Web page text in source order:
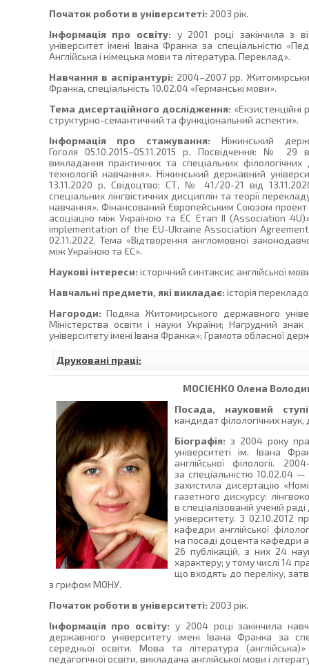
Початок роботи в університеті: 2003 рік.
Інформація про освіту: у 2001 році закінчила з
університет імені Івана Франка за спеціальністю
Англійська і німецька мови та література. Переклад».
Навчання в аспірантурі: 2004–2007 рр.
Франка, спеціальність 10.02.04 «Германські мови».
Тема дисертаційного дослідження: «Екзистенційні
структурно-семантичний та функціональний аспекти».
Інформація про стажування: Ніжинський
Гоголя 05.10.2015–05.11.2015 р. Посвідчення: № 29
викладання практичних та спеціальних
технологій навчання». Ніжинський державний
13.11.2020 р. Свідоцтво: СТ, № 41/20-21 від
спеціальних лінгвістичних дисциплін та теорії
навчання». Фінансований Європейським Союзом
асоціацію між Україною та ЄС Етап II (Association
implementation of the EU-Ukraine Association
02.11.2022. Тема «Відтворення англомовної
між Україною та ЄС».
Наукові інтереси: історічний синтаксис англійської
Навчальні предмети, які викладає: історія
Нагороди: Подяка Житомирського державного
Міністерства освіти і науки України; Нагрудний
університету імені Івана Франка»; Грамота обласної
Друковані праці:
МОСІЄНКО Олена
Посада, науковий
кандидат філологічних наук,
Біографія: з 2004 року
університеті ім. Івана
англійської філології.
за спеціальністю 10.02.04
захистила дисертацію
газетного дискурсу:
в спеціалізованій ученій
університету. З 02.10.2012
кафедри англійської
на посаді доцента кафедри
26 публікацій, з них 24
характеру; у тому числі 14
що входять до переліку,
з грифом МОНУ.
Початок роботи в університеті: 2003 рік.
Інформація про освіту: у 2004 році закінчила
державного університету імені Івана Франка за
середньої освіти. Мова та література
педагогічної освіти, викладача англійської мови і